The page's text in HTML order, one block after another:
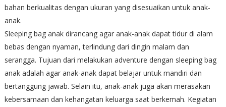
bahan berkualitas dengan ukuran yang disesuaikan untuk anak-
anak.
Sleeping bag anak dirancang agar anak-anak dapat tidur di alam
bebas dengan nyaman, terlindung dari dingin malam dan
serangga. Tujuan dari melakukan adventure dengan sleeping bag
anak adalah agar anak-anak dapat belajar untuk mandiri dan
bertanggung jawab. Selain itu, anak-anak juga akan merasakan
kebersamaan dan kehangatan keluarga saat berkemah. Kegiatan